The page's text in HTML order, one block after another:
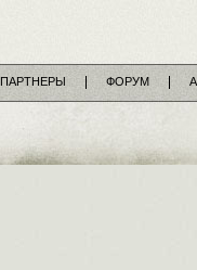
ПАРТНЕРЫ ФОРУМ